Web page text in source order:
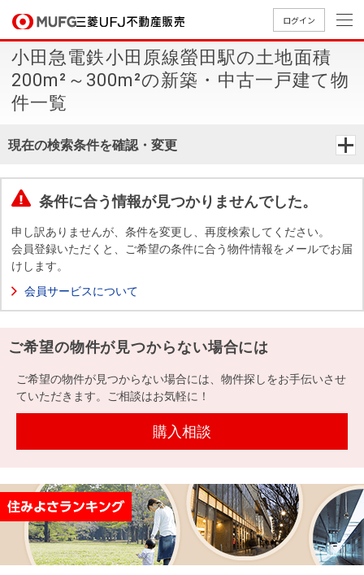
ログイン
買いたいTOP
マン
ショ
探す
中古
建て
を探
投
物
件
を
探
事業
探す
売りたいTOP
料
査
相
売却
時手
試算
売却向け
サービス
周辺相場
検索
住まい1プ
ラス（お
店舗案内TOP
店舗のご
案内（首
都圏）
古屋）
西）
会社情報TOP
ごあいさ
つ
ョン
覧
沿革
本社地
図
ニュース
ック版）
採用情報TOP
新卒採用
情報
買いたい
売りたい
会社情報
採用情報
法人のお客さま
提携企業にお勤めの方
会員ページ
小田急電鉄小田原線螢田駅の土地面積
200m²～300m²の新築・中古一戸建て物
件一覧
現在の検索条件を確認・変更
条件に合う情報が見つかりませんでした。
申し訳ありませんが、条件を変更し、再度検索してください。
会員登録いただくと、ご希望の条件に合う物件情報をメールでお届
けします。
会員サービスについて
ご希望の物件が見つからない場合には
ご希望の物件が見つからない場合には、物件探しをお手伝いさせ
ていただきます。ご相談はお気軽に！
購入相談